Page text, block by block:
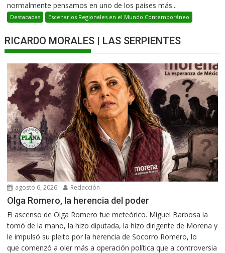
normalmente pensamos en uno de los países más...
Destacadas Escenarios Regionales en el Mundo Contemporáneo
RICARDO MORALES | LAS SERPIENTES
agosto 6, 2026 Redacción
Olga Romero, la herencia del poder
El ascenso de Olga Romero fue meteórico. Miguel Barbosa la
tomó de la mano, la hizo diputada, la hizo dirigente de Morena y
le impulsó su pleito por la herencia de Socorro Romero, lo
que comenzó a oler más a operación política que a controversia